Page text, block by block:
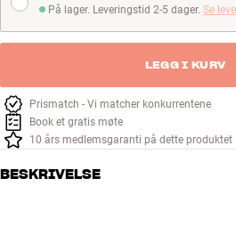
Bygg med lydPå lager. Leveringstid 2-5 dager
På lager. Leveringstid 2-5 dager. Se
LEGG I KURV
Prismatch - Vi matcher konkurrentene
Book et gratis møte
10 års medlemsgaranti på dette produktet
BESKRIVELSE